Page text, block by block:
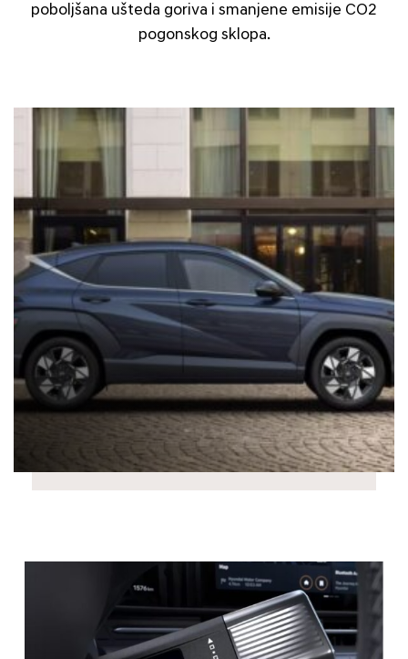
poboljšana ušteda goriva i smanjene emisije CO2
pogonskog sklopa.